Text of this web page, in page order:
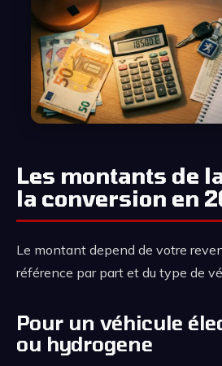
Les montants de
la conversion en
Le montant depend de votre
référence par part et du type de
Pour un véhicule
ou hydrogene